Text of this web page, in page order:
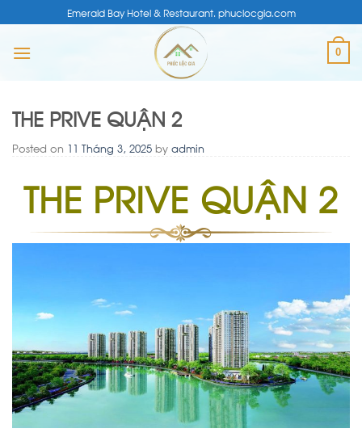
to
content
Emerald Bay Hotel & Restaurant. phuclocgia.com
0
THE PRIVE QUẬN 2
Posted on 11 Tháng 3, 2025 by admin
THE PRIVE QUẬN 2